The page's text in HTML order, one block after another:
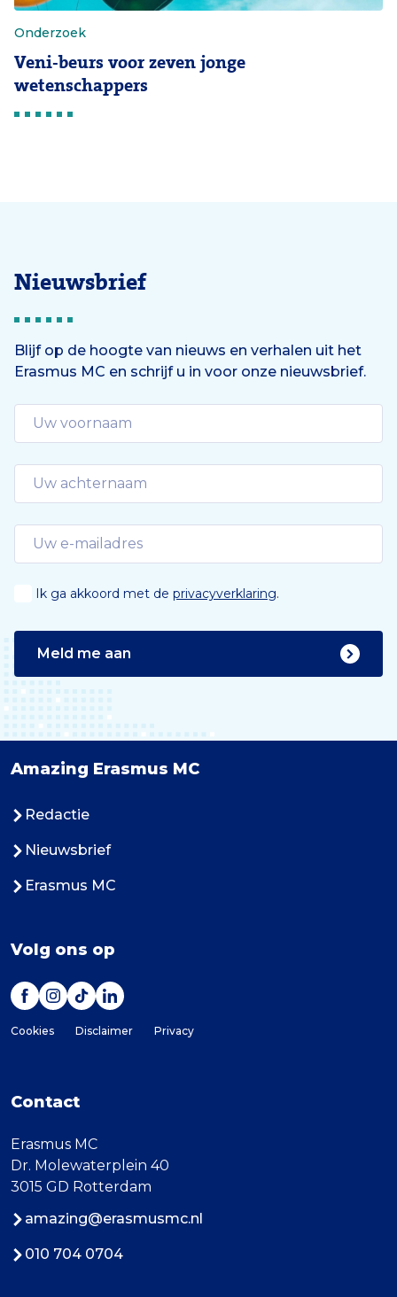
Onderzoek
Veni-beurs voor zeven jonge
wetenschappers
Nieuwsbrief
Blijf op de hoogte van nieuws en verhalen uit het
Erasmus MC en schrijf u in voor onze nieuwsbrief.
Ik ga akkoord met de privacyverklaring.
Meld me aan
Amazing Erasmus MC
Redactie
Nieuwsbrief
Erasmus MC
Volg ons op
Cookies Disclaimer Privacy
Contact
Erasmus MC
Dr. Molewaterplein 40
3015 GD Rotterdam
amazing@erasmusmc.nl
010 704 0704